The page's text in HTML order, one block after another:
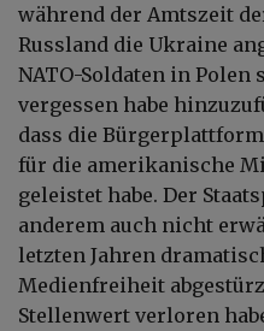
während der Amtszeit
Russland die Ukraine
NATO-Soldaten in Polen
vergessen habe
dass die
für die amerikanische
geleistet habe. Der
anderem auch nicht
letzten Jahren
Medienfreiheit
Stellenwert verloren